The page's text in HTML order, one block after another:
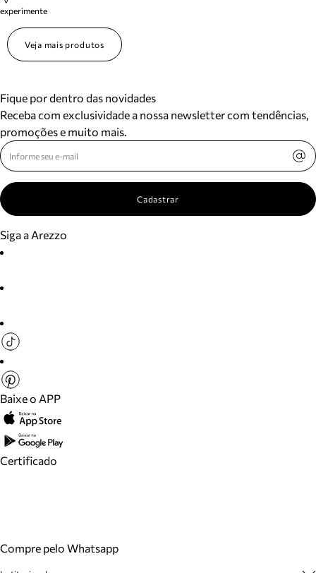
experimente
Veja mais produtos
Fique por dentro das novidades
Receba com exclusividade a nossa newsletter com tendências,
promoções e muito mais.
Cadastrar
Siga a Arezzo
Baixe o APP
Certificado
Compre pelo Whatsapp